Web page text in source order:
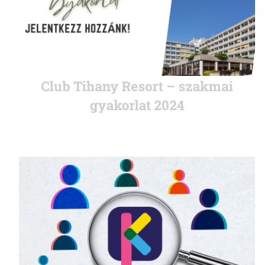
Club Tihany Resort – szakmai
gyakorlat 2024